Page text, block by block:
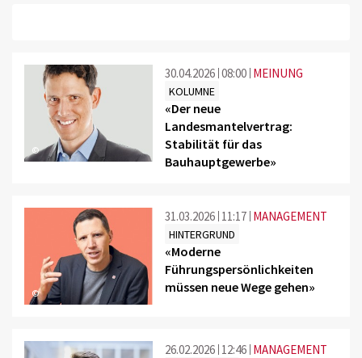
©
30.04.2026 08:00 MEINUNG
KOLUMNE
«Der neue
Landesmantelvertrag:
Stabilität für das
Bauhauptgewerbe»
©
31.03.2026 11:17 MANAGEMENT
HINTERGRUND
«Moderne
Führungspersönlichkeiten
müssen neue Wege gehen»
26.02.2026 12:46 MANAGEMENT